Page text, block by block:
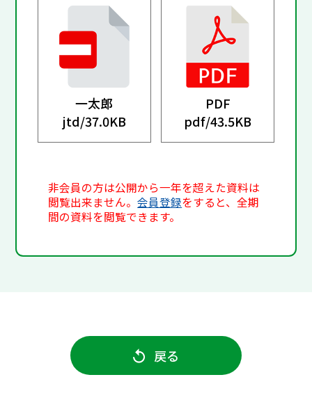
一太郎
jtd/37.0KB
PDF
pdf/43.5KB
非会員の方は公開から一年を超えた資料は
閲覧出来ません。会員登録をすると、全期
間の資料を閲覧できます。
戻る